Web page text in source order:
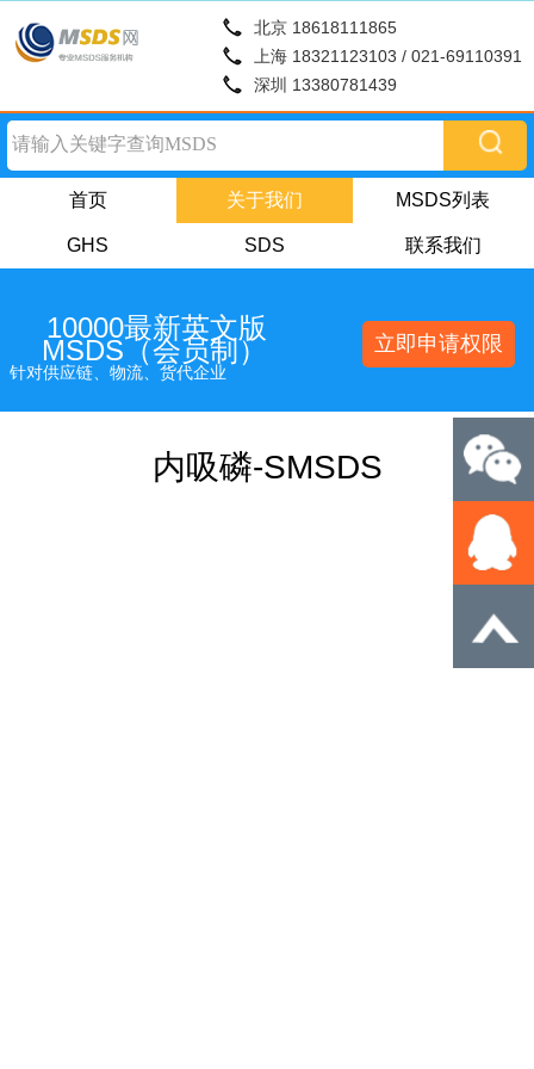
北京 18618111865
上海 18321123103 / 021-69110391
深圳 13380781439
首页 关于我们 MSDS列表
GHS SDS 联系我们
10000最新英文版
MSDS（会员制）
针对供应链、物流、货代企业
立即申请权限
内吸磷-SMSDS